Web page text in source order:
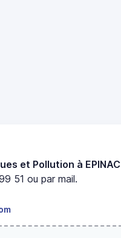
et Pollution à EPINAC
51 ou par mail.